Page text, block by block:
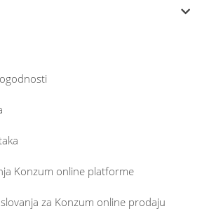
Konzum online platforme
za Konzum online prodaju